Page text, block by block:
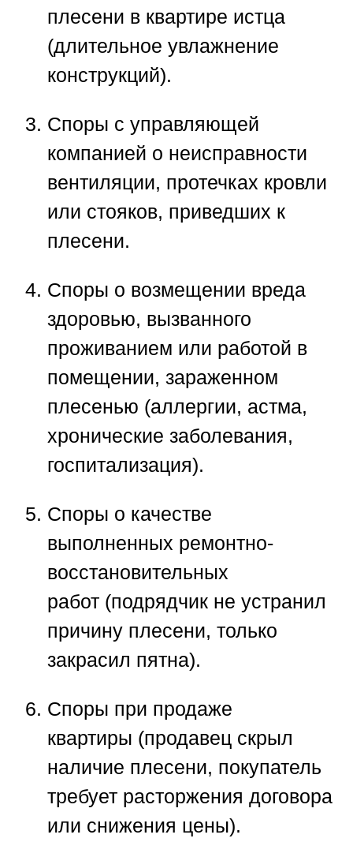
плесени в квартире истца
(длительное увлажнение
конструкций).
Споры с управляющей
компанией о неисправности
вентиляции, протечках кровли
или стояков, приведших к
плесени.
Споры о возмещении вреда
здоровью, вызванного
проживанием или работой в
помещении, зараженном
плесенью (аллергии, астма,
хронические заболевания,
госпитализация).
Споры о качестве
выполненных ремонтно-
восстановительных
работ (подрядчик не устранил
причину плесени, только
закрасил пятна).
Споры при продаже
квартиры (продавец скрыл
наличие плесени, покупатель
требует расторжения договора
или снижения цены).